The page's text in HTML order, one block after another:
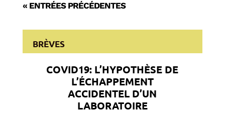
« ENTRÉES PRÉCÉDENTES
BRÈVES
COVID19: L’HYPOTHÈSE DE
L’ÉCHAPPEMENT
ACCIDENTEL D’UN
LABORATOIRE